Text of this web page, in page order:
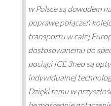
w Polsce są dowodem
poprawę połączeń
transportu w całej
dostosowanemu do
pociągi ICE 3neo są
indywidualnej
Dzięki temu w